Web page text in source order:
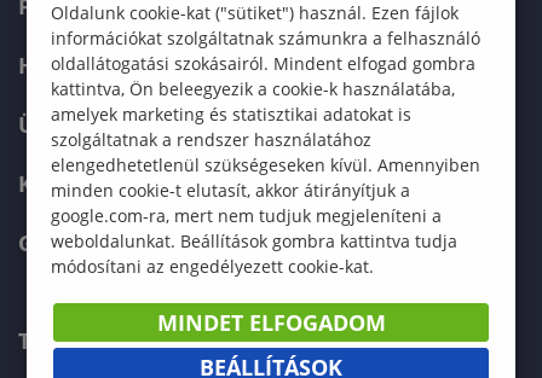
FELVÉTELIZŐKNEK
HALLGATÓKNAK
ÜZLETI PARTNEREKNEK
KARRIER
GREEN UNIVERSITY
TELEFONKÖNYV
Oldalunk cookie-kat ("sütiket") használ. Ezen fájlok
információkat szolgáltatnak számunkra a felhasználó
oldallátogatási szokásairól. Mindent elfogad gombra
kattintva, Ön beleegyezik a cookie-k használatába,
amelyek marketing és statisztikai adatokat is
szolgáltatnak a rendszer használatához
elengedhetetlenül szükségeseken kívül. Amennyiben
minden cookie-t elutasít, akkor átirányítjuk a
google.com-ra, mert nem tudjuk megjeleníteni a
weboldalunkat. Beállítások gombra kattintva tudja
módosítani az engedélyezett cookie-kat.
MINDET ELFOGADOM
BEÁLLÍTÁSOK